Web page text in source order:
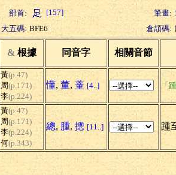
部首: [157] 筆畫:
大五碼: BFE6 倉頡碼:
& 根據 同音字 相關音節
黃(p.47)
周(p.171)
李(p.224)
懂, 董, 蕫 [4..] 「
黃(p.47)
周(p.171)
李(p.224)
何(p.343)
總, 腫, 摠 [11..] 踵